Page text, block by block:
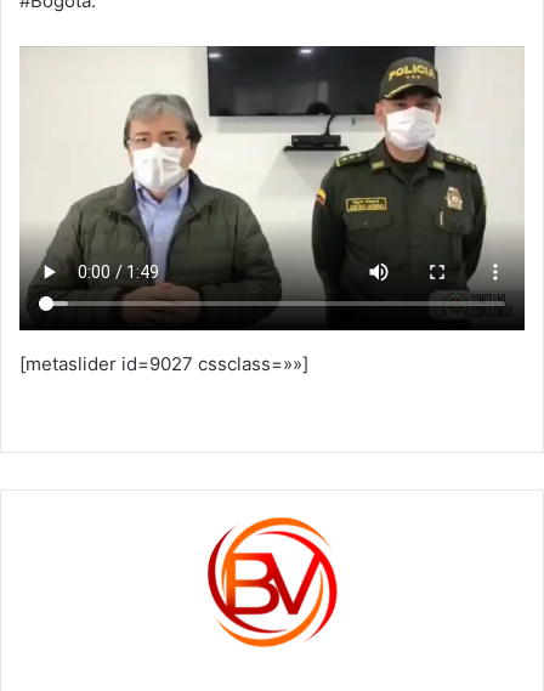
[metaslider id=9027 cssclass=»»]